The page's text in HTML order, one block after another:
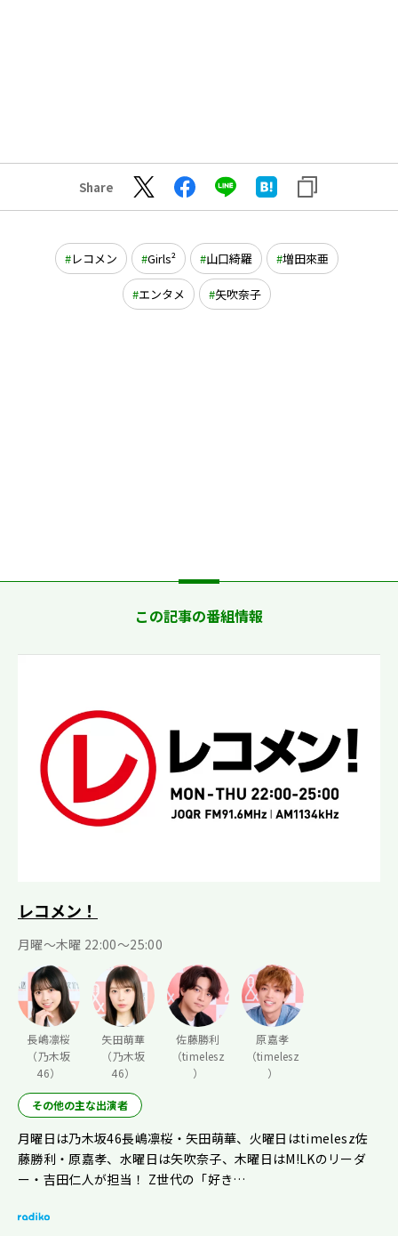
Share
レコメン Girls² 山口綺羅 増田來亜
エンタメ 矢吹奈子
この記事の番組情報
レコメン！
月曜〜木曜 22:00〜25:00
長嶋凛桜
（乃木坂
46）
矢田萌華
（乃木坂
46）
佐藤勝利
（timelesz
）
原嘉孝
（timelesz
）
その他の主な出演者
月曜日は乃木坂46長嶋凛桜・矢田萌華、火曜日はtimelesz佐
藤勝利・原嘉孝、水曜日は矢吹奈子、木曜日はM!LKのリーダ
ー・吉田仁人が担当！ Z世代の「好き…